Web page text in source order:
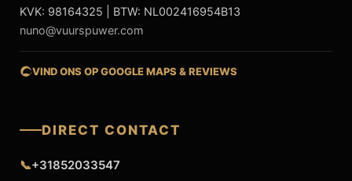
KVK: 98164325 | BTW: NL002416954B13
nuno@vuurspuwer.com
VIND ONS OP GOOGLE MAPS & REVIEWS
DIRECT CONTACT
📞+31852033547